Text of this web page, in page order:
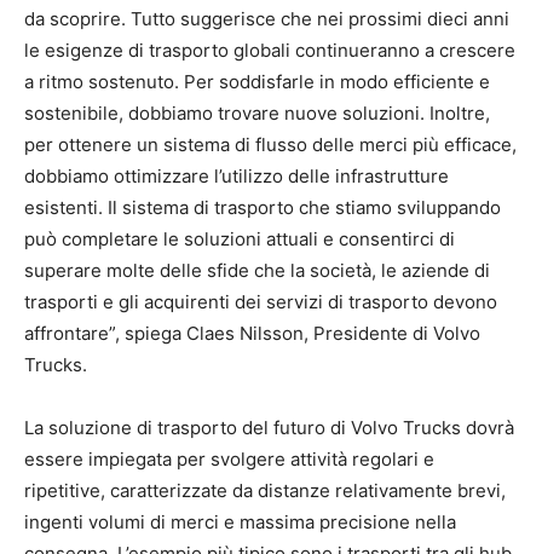
da scoprire. Tutto suggerisce che nei prossimi dieci anni
le esigenze di trasporto globali continueranno a crescere
a ritmo sostenuto. Per soddisfarle in modo efficiente e
sostenibile, dobbiamo trovare nuove soluzioni. Inoltre,
per ottenere un sistema di flusso delle merci più efficace,
dobbiamo ottimizzare l’utilizzo delle infrastrutture
esistenti. Il sistema di trasporto che stiamo sviluppando
può completare le soluzioni attuali e consentirci di
superare molte delle sfide che la società, le aziende di
trasporti e gli acquirenti dei servizi di trasporto devono
affrontare”, spiega Claes Nilsson, Presidente di Volvo
Trucks.
La soluzione di trasporto del futuro di Volvo Trucks dovrà
essere impiegata per svolgere attività regolari e
ripetitive, caratterizzate da distanze relativamente brevi,
ingenti volumi di merci e massima precisione nella